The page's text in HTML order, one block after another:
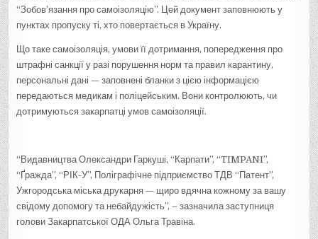
“Зобов’язання про самоізоляцію”. Цей документ заповнюють у
пунктах пропуску ті, хто повертається в Україну.
Що таке самоізоляція, умови її дотримання, попередження про
штрафні санкції у разі порушення норм та правил карантину,
персональні дані — заповнені бланки з цією інформацією
передаються медикам і поліцейським. Вони контролюють, чи
дотримуються закарпатці умов самоізоляції.
“Видавництва Олександри Гаркуші, “Карпати”, “TIMPANI”,
“Ґражда”, “РІК-У”, Поліграфічне підприємство ТДВ “Патент”,
Ужгородська міська друкарня — щиро вдячна кожному за вашу
свідому допомогу та небайдужість”, – зазначила заступниця
голови Закарпатської ОДА Ольга Травіна.